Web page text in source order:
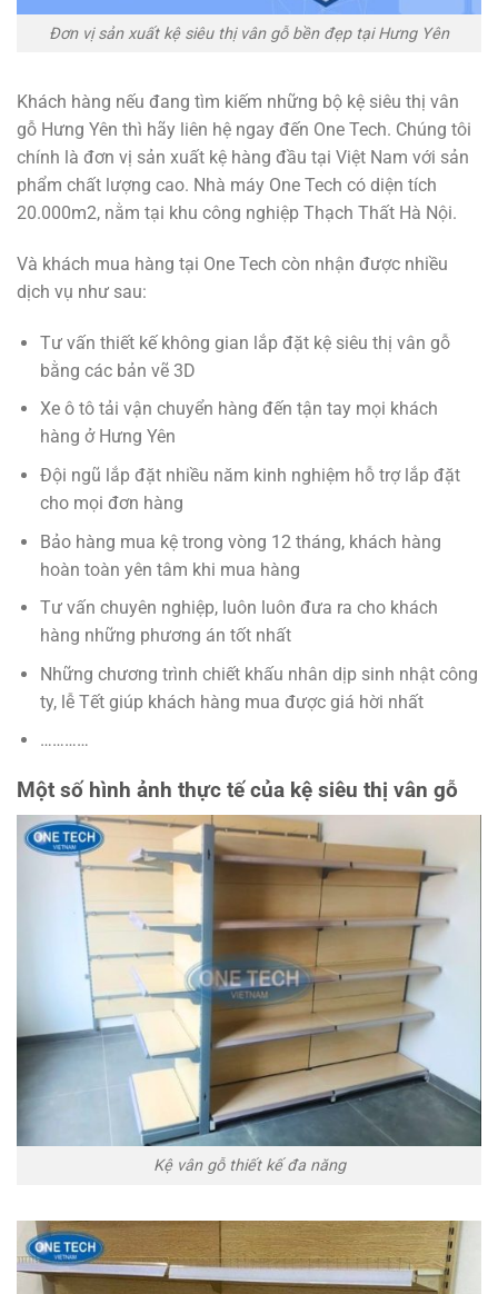
Đơn vị sản xuất kệ siêu thị vân gỗ bền đẹp tại Hưng Yên
Khách hàng nếu đang tìm kiếm những bộ kệ siêu thị vân
gỗ Hưng Yên thì hãy liên hệ ngay đến One Tech. Chúng tôi
chính là đơn vị sản xuất kệ hàng đầu tại Việt Nam với sản
phẩm chất lượng cao. Nhà máy One Tech có diện tích
20.000m2, nằm tại khu công nghiệp Thạch Thất Hà Nội.
Và khách mua hàng tại One Tech còn nhận được nhiều
dịch vụ như sau:
Tư vấn thiết kế không gian lắp đặt kệ siêu thị vân gỗ
bằng các bản vẽ 3D
Xe ô tô tải vận chuyển hàng đến tận tay mọi khách
hàng ở Hưng Yên
Đội ngũ lắp đặt nhiều năm kinh nghiệm hỗ trợ lắp đặt
cho mọi đơn hàng
Bảo hàng mua kệ trong vòng 12 tháng, khách hàng
hoàn toàn yên tâm khi mua hàng
Tư vấn chuyên nghiệp, luôn luôn đưa ra cho khách
hàng những phương án tốt nhất
Những chương trình chiết khấu nhân dịp sinh nhật công
ty, lễ Tết giúp khách hàng mua được giá hời nhất
…………
Một số hình ảnh thực tế của kệ siêu thị vân gỗ
Kệ vân gỗ thiết kế đa năng